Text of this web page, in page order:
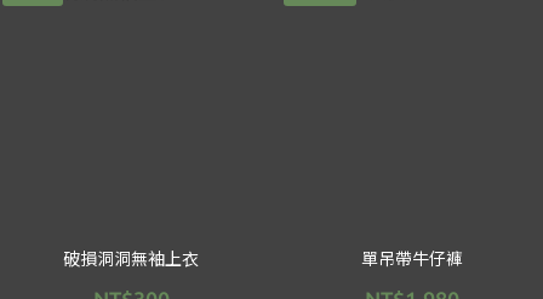
破損洞洞無袖上衣 單吊帶牛仔褲